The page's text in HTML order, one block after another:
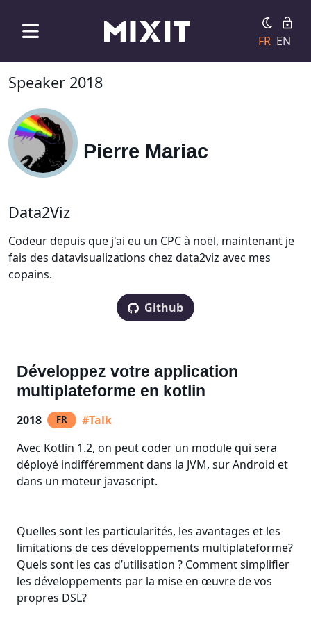
FR EN
Speaker 2018
Pierre Mariac
Data2Viz
Codeur depuis que j'ai eu un CPC à noël, maintenant je
fais des datavisualizations chez data2viz avec mes
copains.
Github
Développez votre application
multiplateforme en kotlin
2018 FR
#Talk
Avec Kotlin 1.2, on peut coder un module qui sera
déployé indifféremment dans la JVM, sur Android et
dans un moteur javascript.
Quelles sont les particularités, les avantages et les
limitations de ces développements multiplateforme?
Quels sont les cas d’utilisation ? Comment simplifier
les développements par la mise en œuvre de vos
propres DSL?